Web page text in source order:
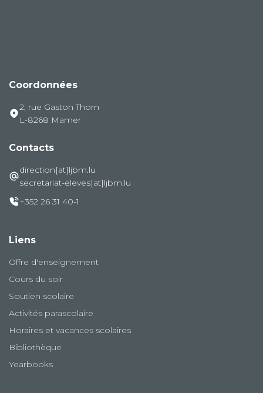
Coordonnées
2, rue Gaston Thorn
L-8268 Mamer
Contacts
direction[at]ljbm.lu
secretariat-eleves[at]ljbm.lu
+352 26 31 40-1
Liens
Offre d'enseignement
Cours du soir
Soutien scolaire
Activités parascolaire
Horaires et vacances scolaires
Bibliothèque
Yearbooks